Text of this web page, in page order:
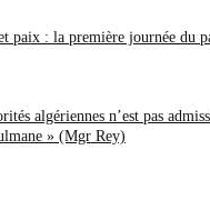
paix : la première journée du
algériennes n’est pas
» (Mgr Rey)